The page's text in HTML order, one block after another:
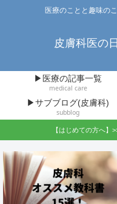
医療のことと趣味の
皮膚科医の
▶医療の記事一覧
medical care
▶サブブログ(皮膚科)
subblog
【はじめての方へ】